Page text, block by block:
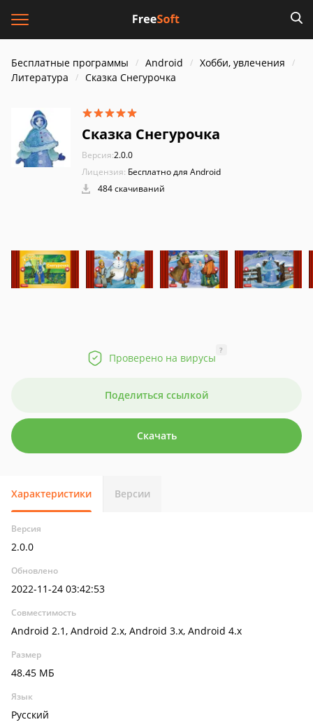
Бесплатные программы Android
Хобби, увлечения
Литература
Сказка Снегурочка
Сказка Снегурочка
Версия:2.0.0
Лицензия: Бесплатно для Android
484 скачиваний
Проверено на вирусы
?
Поделиться ссылкой
Скачать
Характеристики Версии
Версия
2.0.0
Обновлено
2022-11-24 03:42:53
Совместимость
Android 2.1, Android 2.x, Android 3.x, Android 4.x
Размер
48.45 МБ
Язык
Русский